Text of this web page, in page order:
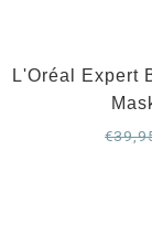
L'Oréal Expert